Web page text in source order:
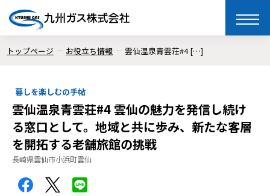
toggle
トップページ お役立ち情報 雲仙温泉青雲荘#4 […]
暮しを楽しむの手帖
雲仙温泉青雲荘#4 雲仙の魅力を発信し続け
る窓口として。地域と共に歩み、新たな客層
を開拓する老舗旅館の挑戦
長崎県雲仙市小浜町雲仙